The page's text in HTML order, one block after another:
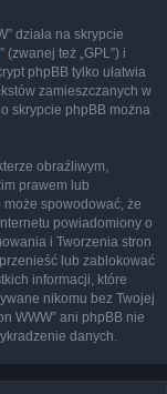
działa na skrypcie
” (zwanej też „GPL”) i
phpBB tylko ułatwia
zamieszczanych w
skrypcie phpBB można
obraźliwym,
prawem lub
spowodować, że
powiadomiony o
i Tworzenia stron
lub zablokować
informacji, które
nikomu bez Twojej
WWW” ani phpBB nie
danych.